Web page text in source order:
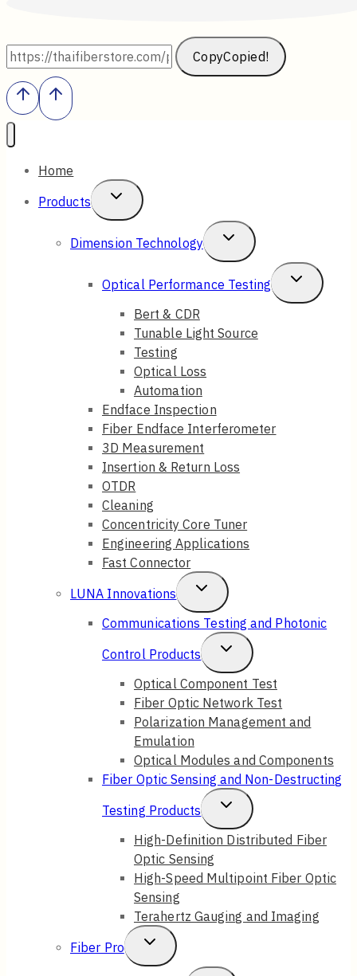
CopyCopied!
Home
Products
Toggle
Child
Menu
Dimension Technology
Toggle
Child
Menu
Optical Performance Testing
Toggle
Child
Bert & CDR
Tunable Light Source
Testing
Optical Loss
Automation
Endface Inspection
Fiber Endface Interferometer
3D Measurement
Insertion & Return Loss
OTDR
Cleaning
Concentricity Core Tuner
Engineering Applications
Fast Connector
LUNA Innovations
Toggle
Child
Menu
Communications Testing and Photonic
Control Products
Toggle
Child
Menu
Optical Component Test
Fiber Optic Network Test
Polarization Management and
Emulation
Optical Modules and Components
Fiber Optic Sensing and Non-Destructing
Testing Products
Toggle
Child
High-Definition Distributed Fiber
Optic Sensing
High-Speed Multipoint Fiber Optic
Sensing
Terahertz Gauging and Imaging
Fiber Pro
Toggle
Child